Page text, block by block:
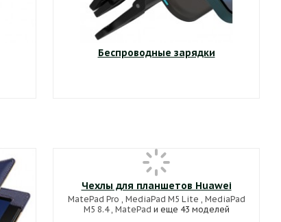
Беспроводные зарядки
Чехлы для планшетов Huawei
MatePad Pro , MediaPad M5 Lite , MediaPad
M5 8.4, MatePad и еще 43 моделей